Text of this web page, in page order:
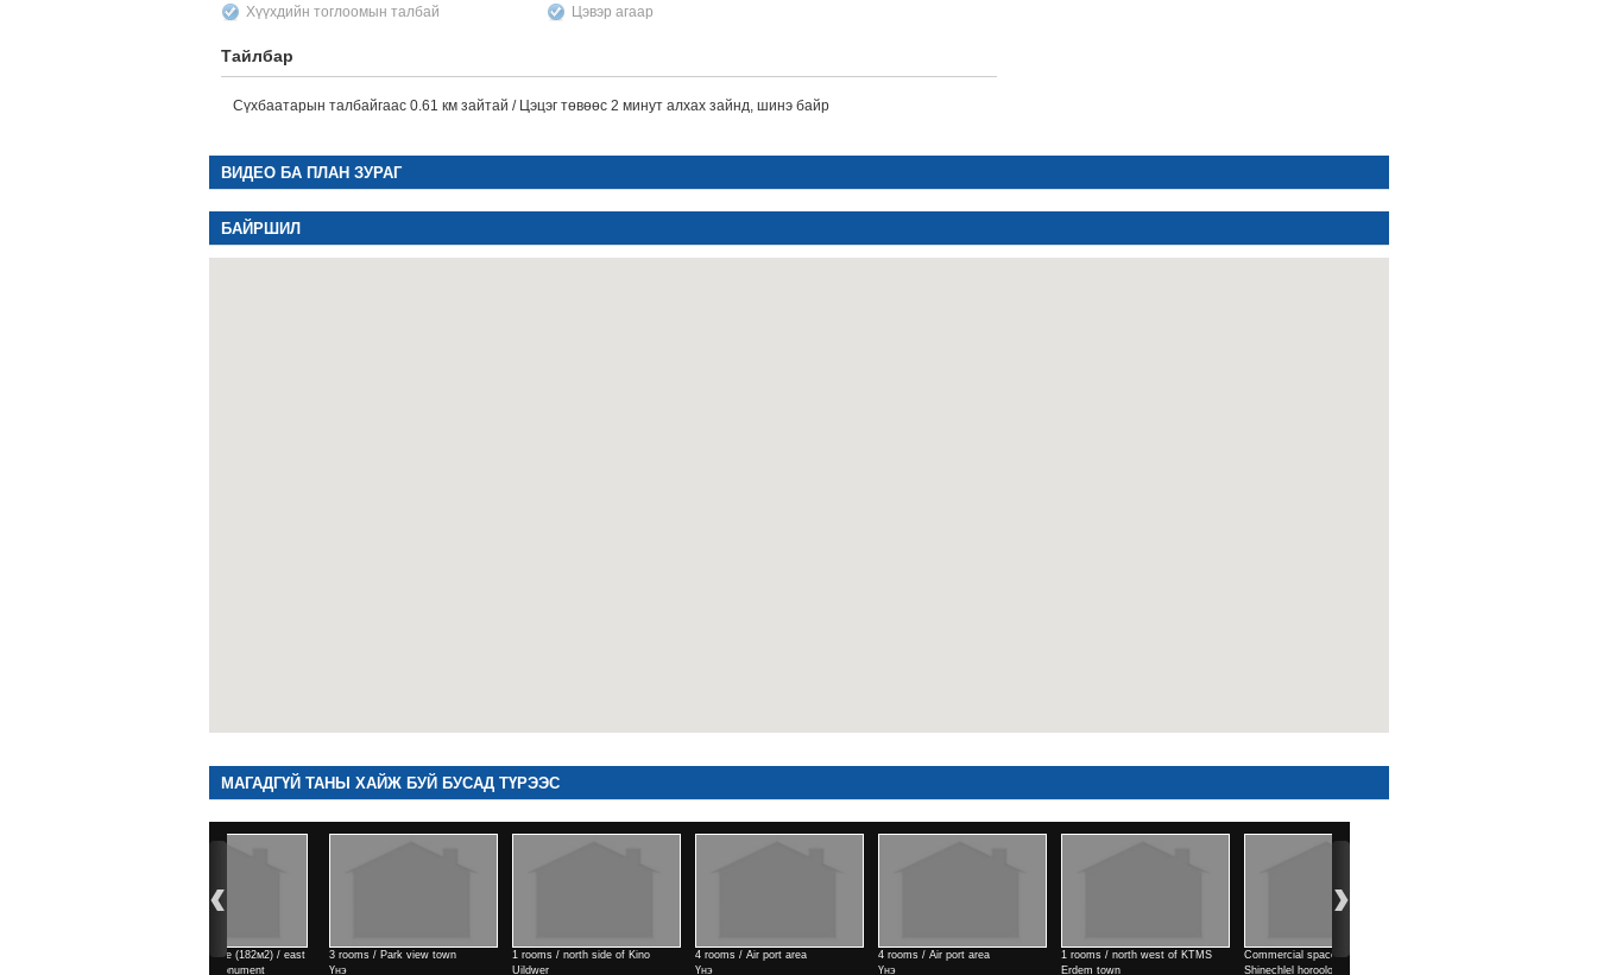
Хүүхдийн тоглоомын талбай
Цэвэр агаар
Тайлбар
Сүхбаатарын талбайгаас 0.61 км зайтай / Цэцэг төвөөс 2 минут алхах зайнд, шинэ байр
ВИДЕО БА ПЛАН ЗУРАГ
БАЙРШИЛ
МАГАДГҮЙ ТАНЫ ХАЙЖ БУЙ БУСАД ТҮРЭЭС
3 rooms / Park view town
Үнэ
1 rooms / north side of Kino
4 rooms / Air port area
4 rooms / Air port area
1 rooms / north west of KTMS
Commercial space (99 м2) /